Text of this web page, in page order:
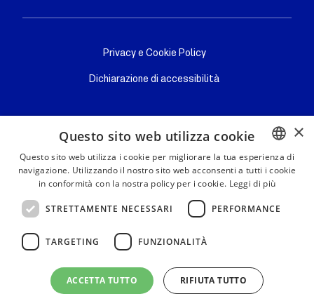
Privacy e Cookie Policy
Dichiarazione di accessibilità
Ministero degli Affari Esteri e della Cooperazione Internazionale
Indirizzo: Piazzale della Farnesina, 1 - 00135 Roma – Italia
Codice Fiscale: 80213330485
ITALIAN
PORTUGUESE
FRENCH
×
Questo sito web utilizza cookie
Questo sito web utilizza i cookie per migliorare la tua esperienza di
navigazione. Utilizzando il nostro sito web acconsenti a tutti i cookie
in conformità con la nostra policy per i cookie. Leggi di più
STRETTAMENTE NECESSARI PERFORMANCE
TARGETING FUNZIONALITÀ
ACCETTA TUTTO RIFIUTA TUTTO